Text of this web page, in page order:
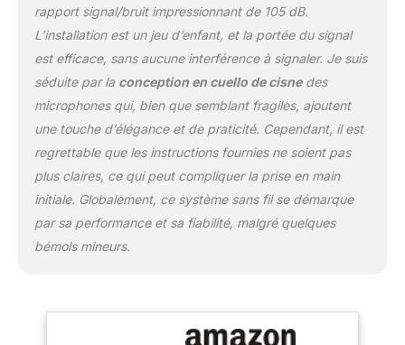
une gamme dynamique
de 100dB et une gamme
de réponse en fréquence
de 80Hz-18KHz.
RÉCEPTEUR HAUTE
PUISSANCE: Optimaux
pour les conférences de
microphones sont
équipés d'un récepteur
superhétérodyne à
conversion de fréquence
canaux de connexion.
MICROPHONES AVEC
rapport signal/bruit impressionnant de 105 dB.
L’installation est un jeu d’enfant, et la portée du signal
est efficace, sans aucune interférence à signaler. Je suis
séduite par la conception en cuello de cisnedes
microphones qui, bien que semblant fragiles, ajoutent
une touche d’élégance et de praticité. Cependant, il est
regrettable que les instructions fournies ne soient pas
plus claires, ce qui peut compliquer la prise en main
initiale. Globalement, ce système sans fil se démarque
par sa performance et sa fiabilité, malgré quelques
bémols mineurs.